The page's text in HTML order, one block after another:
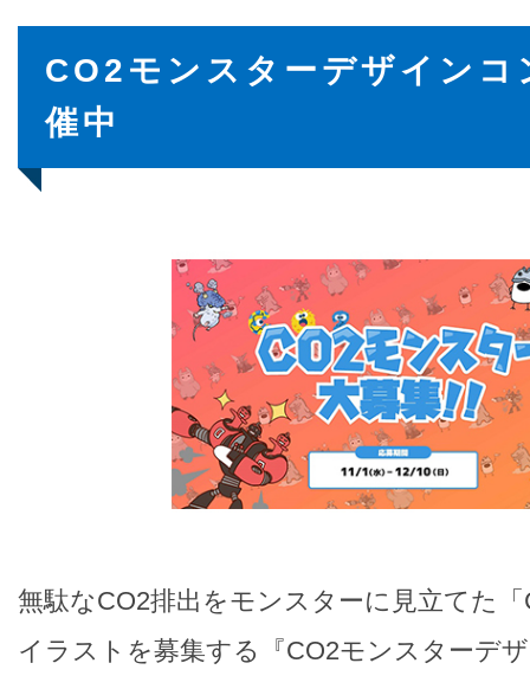
CO2モンスターデザインコ
催中
無駄なCO2排出をモンスターに見立てた
イラストを募集する『CO2モンスターデ